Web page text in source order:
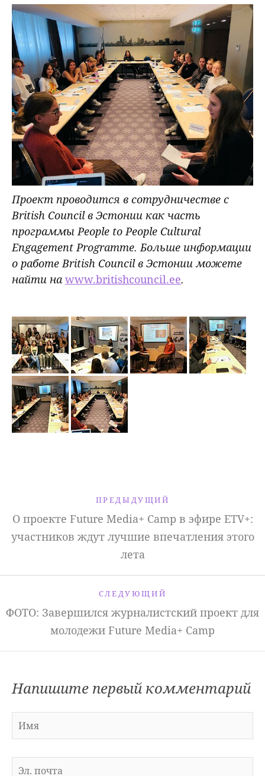
Проект проводится в сотрудничестве с
British Council в Эстонии как часть
программы People to People Cultural
Engagement Programme. Больше информации
о работе British Council в Эстонии можете
найти наwww.britishcouncil.ee.
ПРЕДЫДУЩИЙ
О проекте Future Media+ Camp в эфире ETV+:
участников ждут лучшие впечатления этого
лета
СЛЕДУЮЩИЙ
ФОТО: Завершился журналистский проект для
молодежи Future Media+ Camp
Напишите первый комментарий